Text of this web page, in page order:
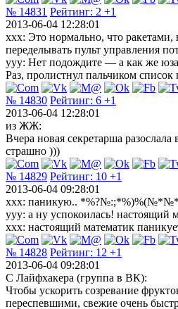
№ 14831 Рейтинг: 2 +1
2013-06-04 12:28:01
ххх: Это нормально, что
переделывать пульт управления
yyy: Нет подождите — а как же
Раз, пролистнул пальчиком
№ 14830 Рейтинг: 6 +1
2013-06-04 12:28:01
из ЖЖ:
Вчера новая секретарша
страшно )))
№ 14829 Рейтинг: 10 +1
2013-06-04 09:28:01
ххх: паникую..
ууу: а ну успокоилась! настоящий
ххх: настоящий математик
№ 14828 Рейтинг: 12 +1
2013-06-04 09:28:01
С Лайфхакера (группа в ВК):
Чтобы ускорить созревание
переспевшими, свежие очень